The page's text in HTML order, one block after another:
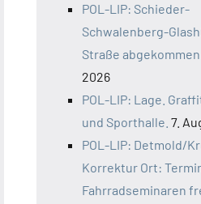
POL-LIP: Schieder-
Schwalenberg-
Straße abgekommen.
2026
POL-LIP: Lage.
und Sporthalle. 7.
POL-LIP: Detmold/
Korrektur Ort:
Fahrradseminaren